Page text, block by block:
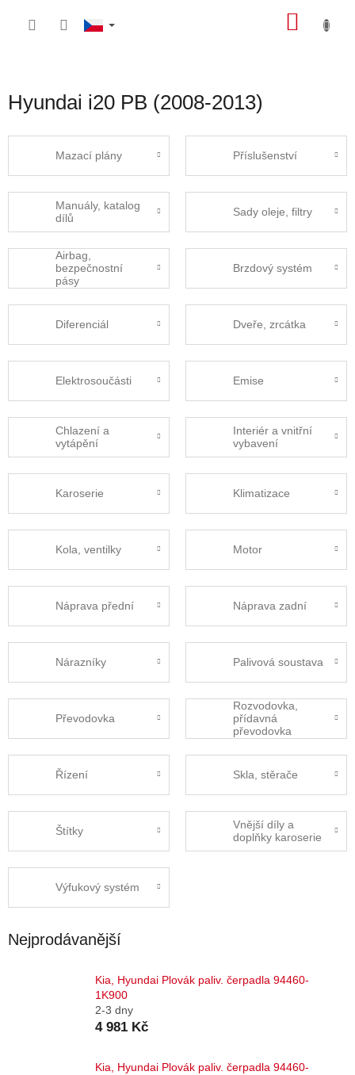
Hyundai i20 PB (2008-2013)
Mazací plány Příslušenství
Manuály, katalog
dílů
Sady oleje, filtry
Airbag,
bezpečnostní
pásy
Brzdový systém
Diferenciál Dveře, zrcátka
Elektrosoučásti Emise
Chlazení a
vytápění
Interiér a vnitřní
vybavení
Karoserie Klimatizace
Kola, ventilky Motor
Náprava přední Náprava zadní
Nárazníky Palivová soustava
Převodovka
Rozvodovka,
přídavná
převodovka
Řízení Skla, stěrače
Štítky
Vnější díly a
doplňky karoserie
Výfukový systém
Nejprodávanější
Kia, Hyundai Plovák paliv. čerpadla 94460-
1K900
2-3 dny
4 981 Kč
Kia, Hyundai Plovák paliv. čerpadla 94460-